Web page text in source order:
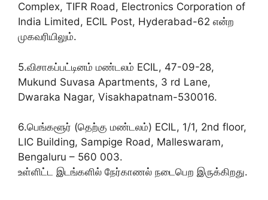
Complex, TIFR Road, Electronics Corporation of
India Limited, ECIL Post, Hyderabad-62 என்ற
முகவரியிலும்.
5.விசாகப்பட்டினம் மண்டலம் ECIL, 47-09-28,
Mukund Suvasa Apartments, 3 rd Lane,
Dwaraka Nagar, Visakhapatnam-530016.
6.பெங்களூர் (தெற்கு மண்டலம்) ECIL, 1/1, 2nd floor,
LIC Building, Sampige Road, Malleswaram,
Bengaluru – 560 003.
உள்ளிட்ட இடங்களில் நேர்காணல் நடைபெற இருக்கிறது.